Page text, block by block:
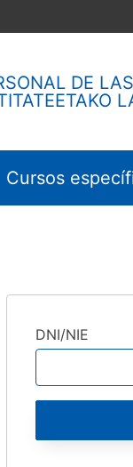
DE
Cursos
DNI/NIE